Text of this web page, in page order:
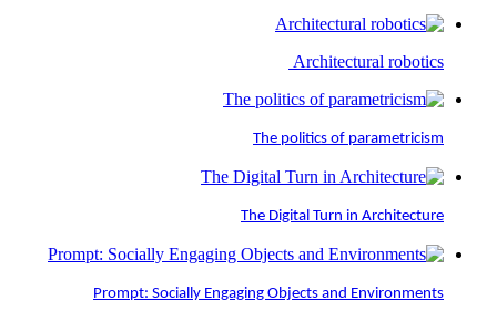
Architectural robotics
The politics of parametricism
The Digital Turn in Architecture
Prompt: Socially Engaging Objects and Environments